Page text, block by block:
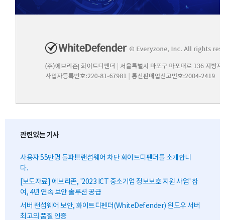
관련있는 기사
사용자 55만명 돌파!!! 랜섬웨어 차단 화이트디펜더를 소개합니
다.
[보도자료] 에브리존, '2023 ICT 중소기업 정보보호 지원 사업' 참
여, 4년 연속 보안 솔루션 공급
서버 랜섬웨어 보안, 화이트디펜더(WhiteDefender) 윈도우 서버
최고의 품질 인증